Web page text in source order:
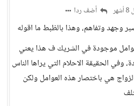
أضف ردا
وجهد وتفاهم، وهذا بالظبط ما اقوله
موجودة في الشريك ف هذا يعني
وفي الحقيقة الاحلام التي يراها الناس
هي باختصار هذه العوامل ولكن